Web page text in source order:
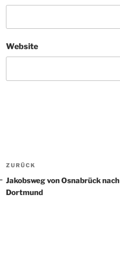
Website
Beitragsnavigation
Vorheriger
Beitrag
ZURÜCK
Jakobsweg von Osnabrück nach
Dortmund